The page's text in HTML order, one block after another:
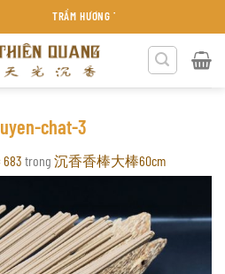
TRẦM HƯƠNG THIÊN QUANG KHÁNH HÒA
chat-3
683 trong 沉香香棒大棒60cm